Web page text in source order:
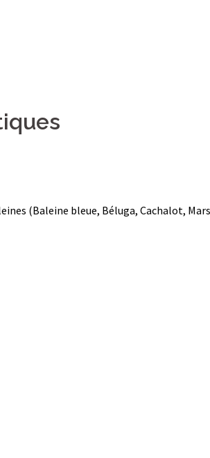
(Baleine bleue, Béluga, Cachalot,